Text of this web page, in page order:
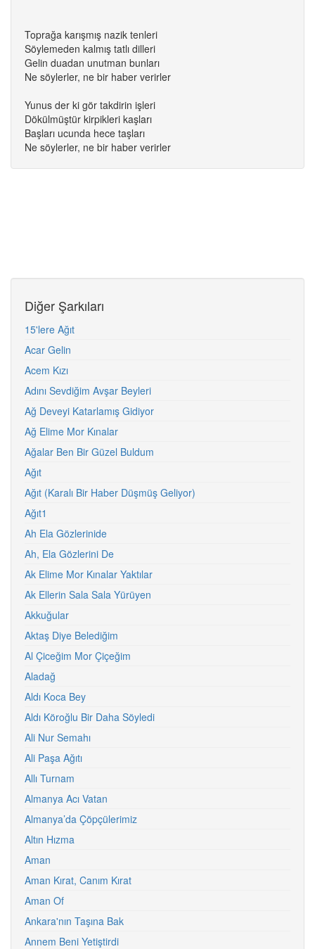
Toprağa karışmış nazik tenleri
Söylemeden kalmış tatlı dilleri
Gelin duadan unutman bunları
Ne söylerler, ne bir haber verirler
Yunus der ki gör takdirin işleri
Dökülmüştür kirpikleri kaşları
Başları ucunda hece taşları
Ne söylerler, ne bir haber verirler
Diğer Şarkıları
15'lere Ağıt
Acar Gelin
Acem Kızı
Adını Sevdiğim Avşar Beyleri
Ağ Deveyi Katarlamış Gidiyor
Ağ Elime Mor Kınalar
Ağalar Ben Bir Güzel Buldum
Ağıt
Ağıt (Karalı Bir Haber Düşmüş Geliyor)
Ağıt1
Ah Ela Gözlerinide
Ah, Ela Gözlerini De
Ak Elime Mor Kınalar Yaktılar
Ak Ellerin Sala Sala Yürüyen
Akkuğular
Aktaş Diye Belediğim
Al Çiceğim Mor Çiçeğim
Aladağ
Aldı Koca Bey
Aldı Köroğlu Bir Daha Söyledi
Ali Nur Semahı
Ali Paşa Ağıtı
Allı Turnam
Almanya Acı Vatan
Almanya’da Çöpçülerimiz
Altın Hızma
Aman
Aman Kırat, Canım Kırat
Aman Of
Ankara'nın Taşına Bak
Annem Beni Yetiştirdi